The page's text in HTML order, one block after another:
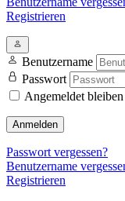
Registrieren
Benutzername
Passwort
Angemeldet bleiben
Anmelden
Passwort vergessen?
Benutzername
Registrieren